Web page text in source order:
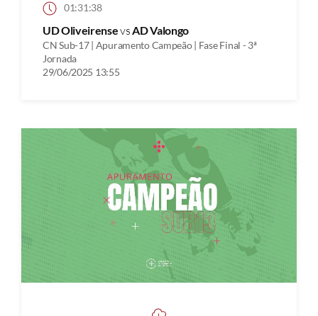
01:31:38
UD OliveirensevsAD Valongo
CN Sub-17 | Apuramento Campeão | Fase Final - 3ª
Jornada
29/06/2025 13:55